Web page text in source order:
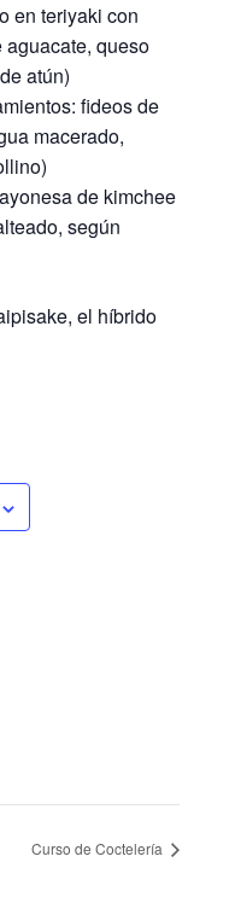
en teriyaki con
queso
atún)
fideos de
macerado,
de kimchee
según
el híbrido
Curso de Coctelería